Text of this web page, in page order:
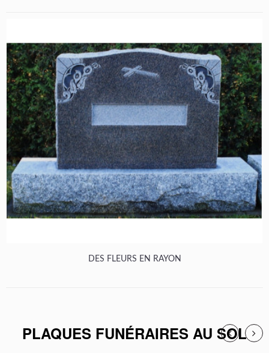
DES FLEURS EN RAYON
PLAQUES FUNÉRAIRES AU SOL